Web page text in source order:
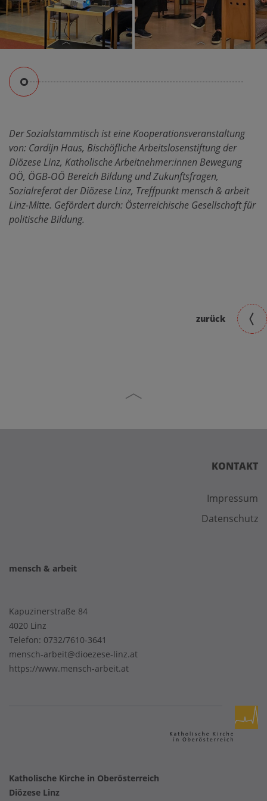
Moderation Martin
Loishandel
Peter Berger, Heinz
Hierzer, Stefanie
Breiteneder
Der Sozialstammtisch ist eine Kooperationsveranstaltung
von: Cardijn Haus, Bischöfliche Arbeitslosenstiftung der
Diözese Linz, Katholische Arbeitnehmer:innen Bewegung
OÖ, ÖGB-OÖ Bereich Bildung und Zukunftsfragen,
Sozialreferat der Diözese Linz, Treffpunkt mensch & arbeit
Linz-Mitte. Gefördert durch: Österreichische Gesellschaft für
politische Bildung.
zurück
KONTAKT
Impressum
Datenschutz
mensch & arbeit
Kapuzinerstraße 84
4020 Linz
Telefon: 0732/7610-3641
mensch-arbeit@dioezese-linz.at
https://www.mensch-arbeit.at
Katholische Kirche in Oberösterreich
Diözese Linz